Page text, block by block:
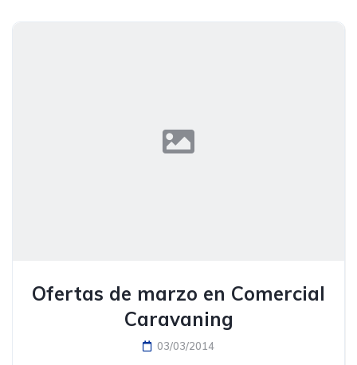
Ofertas de marzo en Comercial
Caravaning
03/03/2014